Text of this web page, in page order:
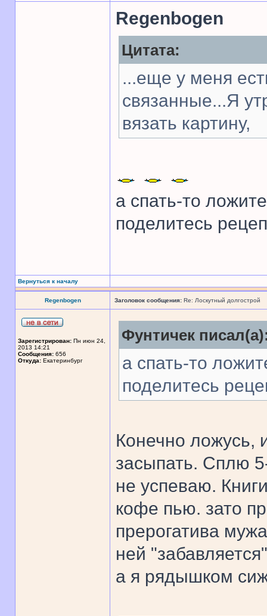
Regenbogen
Цитата:
...еще у меня
связанные...Я
вязать картину,
а спать-то
поделитесь
Вернуться к началу
Regenbogen Заголовок сообщения: Re: Лоскутный долгострой
Зарегистрирован: Пн июн 24,
2013 14:21
Сообщения: 656
Откуда: Екатеринбург
Фунтичек
а спать-то
поделитесь
Конечно ложусь,
засыпать. Сплю
не успеваю.
кофе пью. зато
прерогатива
ней
а я рядышком